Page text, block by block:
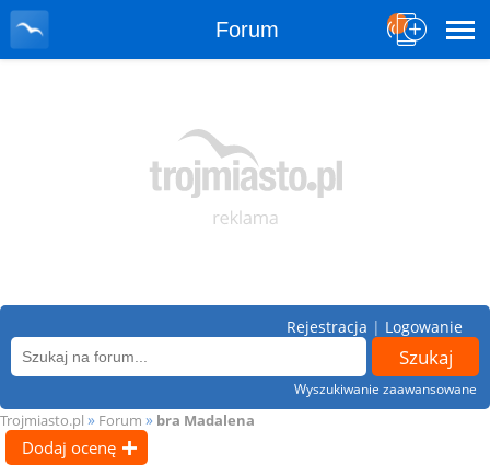
Forum
Wyszukiwanie zaawansowane
Rejestracja | Logowanie
Trojmiasto.pl » Forum » bra Madalena
Dodaj ocenę